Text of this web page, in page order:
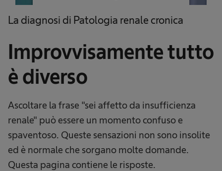
La diagnosi di Patologia renale cronica
Improvvisamente tutto
è diverso
Ascoltare la frase "sei affetto da insufficienza
renale" può essere un momento confuso e
spaventoso. Queste sensazioni non sono insolite
ed è normale che sorgano molte domande.
Questa pagina contiene le risposte.
Powered by Usercentrics Consent
Management Platform